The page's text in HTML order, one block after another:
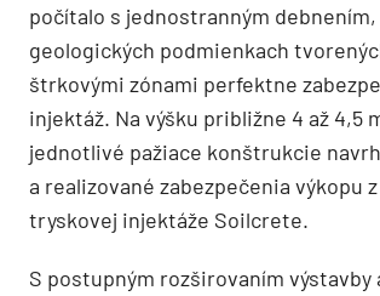
počítalo s jednostranným debnením,
geologických podmienkach
štrkovými zónami perfektne
injektáž. Na výšku približne 4 až 4,5
jednotlivé pažiace konštrukcie
a realizované zabezpečenia výkopu
tryskovej injektáže Soilcrete.
S postupným rozširovaním výstavby